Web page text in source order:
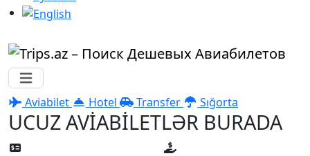
Aviabilet Hotel Transfer Sığorta
UCUZ AVİABİLETLƏR BURADA